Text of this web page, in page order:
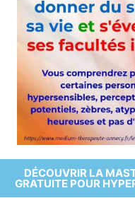
DÉCOUVRIR LA
GRATUITE POUR